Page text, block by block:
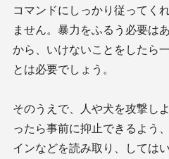
コマンドにしっかり従ってく
ません。暴力をふるう必要は
から、いけないことをしたら
とは必要でしょう。
そのうえで、人や犬を攻撃し
ったら事前に抑止できるよう
インなどを読み取り、しては